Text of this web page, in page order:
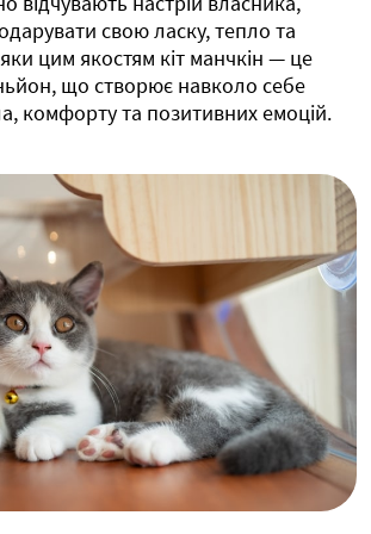
свою ласку, тепло та
цим якостям кіт манчкін — це
що створює навколо себе
комфорту та позитивних емоцій.